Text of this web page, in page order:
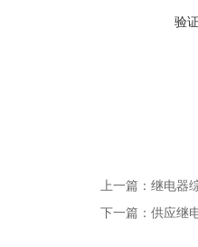
验
上一篇： 继电器
下一篇： 供应继